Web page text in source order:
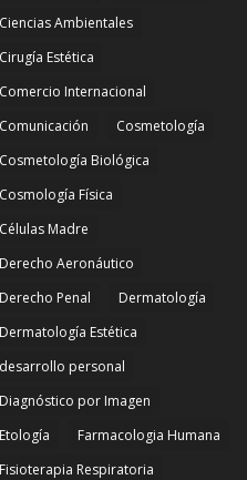
Ciencias Ambientales
Cirugía Estética
Comercio Internacional
Comunicación
Cosmetología
Cosmetología Biológica
Cosmología Física
Células Madre
Derecho Aeronáutico
Derecho Penal
Dermatología
Dermatología Estética
desarrollo personal
Diagnóstico por Imagen
Etología
Farmacologia Humana
Fisioterapia Respiratoria